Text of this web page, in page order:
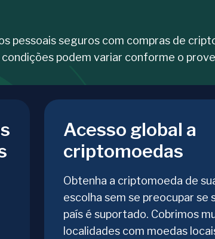
pessoais seguros com compras de
podem variar conforme o
Acesso global a
criptomoedas
Obtenha a criptomoeda de
escolha sem se preocupar se
país é suportado. Cobrimos
localidades com moedas